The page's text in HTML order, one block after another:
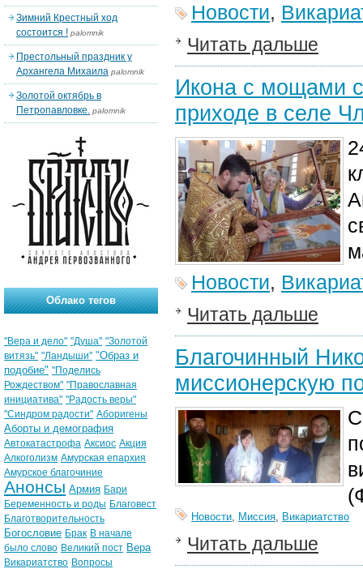
Новости,
Читать дальше
Икона с мощами
приходе в селе
Новости,
Читать дальше
Благочинный
миссионерскую
Новости, Миссия, Викариатство
Читать дальше
Зимний Крестный ход
состоится ! palomnik
Престольный праздник у
Архангела Михаила palomnik
Золотой октябрь в
Петропавловке. palomnik
Облако тегов
"Вера и дело" "Душа" "Золотой
витязь" "Ландыши" "Образ и
подобие" "Поделись
Рождеством" "Православная
инициатива" "Радость веры"
"Синдром радости" Аборигены
Аборты и демография
Автокатастрофа Аксиос Акция
Алкоголизм Амурская епархия
Амурское благочиние
Анонсы Армия Бари
Беременность и роды Благовест
Благотворительность
Богословие Брак В начале
было слово Великий пост Вера
Викариатство Вопросы